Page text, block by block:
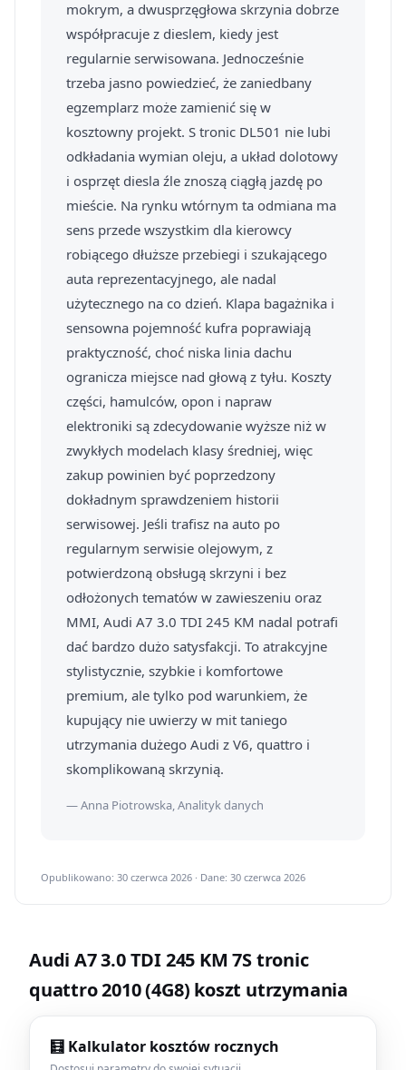
mokrym, a dwusprzęgłowa skrzynia dobrze
współpracuje z dieslem, kiedy jest
regularnie serwisowana. Jednocześnie
trzeba jasno powiedzieć, że zaniedbany
egzemplarz może zamienić się w
kosztowny projekt. S tronic DL501 nie lubi
odkładania wymian oleju, a układ dolotowy
i osprzęt diesla źle znoszą ciągłą jazdę po
mieście. Na rynku wtórnym ta odmiana ma
sens przede wszystkim dla kierowcy
robiącego dłuższe przebiegi i szukającego
auta reprezentacyjnego, ale nadal
użytecznego na co dzień. Klapa bagażnika i
sensowna pojemność kufra poprawiają
praktyczność, choć niska linia dachu
ogranicza miejsce nad głową z tyłu. Koszty
części, hamulców, opon i napraw
elektroniki są zdecydowanie wyższe niż w
zwykłych modelach klasy średniej, więc
zakup powinien być poprzedzony
dokładnym sprawdzeniem historii
serwisowej. Jeśli trafisz na auto po
regularnym serwisie olejowym, z
potwierdzoną obsługą skrzyni i bez
odłożonych tematów w zawieszeniu oraz
MMI, Audi A7 3.0 TDI 245 KM nadal potrafi
dać bardzo dużo satysfakcji. To atrakcyjne
stylistycznie, szybkie i komfortowe
premium, ale tylko pod warunkiem, że
kupujący nie uwierzy w mit taniego
utrzymania dużego Audi z V6, quattro i
skomplikowaną skrzynią.
— Anna Piotrowska, Analityk danych
Opublikowano: 30 czerwca 2026 · Dane: 30 czerwca 2026
Audi A7 3.0 TDI 245 KM 7S tronic
quattro 2010 (4G8) koszt utrzymania
🧮 Kalkulator kosztów rocznych